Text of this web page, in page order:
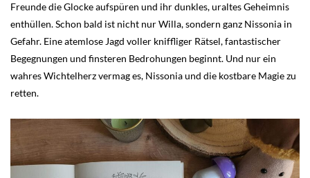
Freunde die Glocke aufspüren und ihr dunkles, uraltes Geheimnis
enthüllen. Schon bald ist nicht nur Willa, sondern ganz Nissonia in
Gefahr. Eine atemlose Jagd voller kniffliger Rätsel, fantastischer
Begegnungen und finsteren Bedrohungen beginnt. Und nur ein
wahres Wichtelherz vermag es, Nissonia und die kostbare Magie zu
retten.